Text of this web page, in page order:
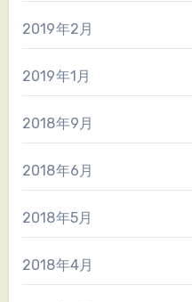
2019年2月
2019年1月
2018年9月
2018年6月
2018年5月
2018年4月